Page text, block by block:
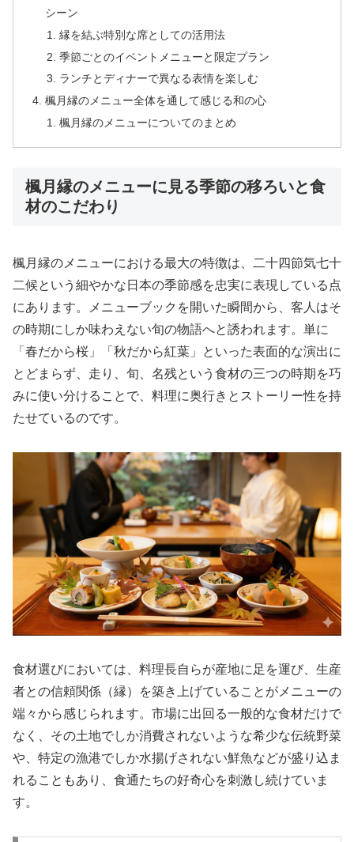
シーン
縁を結ぶ特別な席としての活用法
季節ごとのイベントメニューと限定プラン
ランチとディナーで異なる表情を楽しむ
楓月縁のメニュー全体を通して感じる和の心
楓月縁のメニューについてのまとめ
楓月縁のメニューに見る季節の移ろいと食
材のこだわり
楓月縁のメニューにおける最大の特徴は、二十四節気七十
二候という細やかな日本の季節感を忠実に表現している点
にあります。メニューブックを開いた瞬間から、客人はそ
の時期にしか味わえない旬の物語へと誘われます。単に
「春だから桜」「秋だから紅葉」といった表面的な演出に
とどまらず、走り、旬、名残という食材の三つの時期を巧
みに使い分けることで、料理に奥行きとストーリー性を持
たせているのです。
食材選びにおいては、料理長自らが産地に足を運び、生産
者との信頼関係（縁）を築き上げていることがメニューの
端々から感じられます。市場に出回る一般的な食材だけで
なく、その土地でしか消費されないような希少な伝統野菜
や、特定の漁港でしか水揚げされない鮮魚などが盛り込ま
れることもあり、食通たちの好奇心を刺激し続けていま
す。